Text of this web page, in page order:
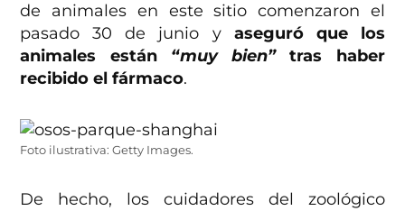
de animales en este sitio comenzaron el
pasado 30 de junio y aseguró que los
animales están “muy bien”tras haber
recibido el fármaco.
Foto ilustrativa: Getty Images.
De hecho, los cuidadores del zoológico